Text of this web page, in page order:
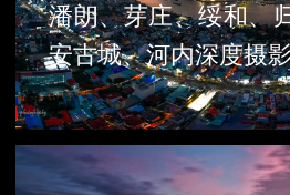
潘朗、芽庄、绥和、
安古城、河内深度摄